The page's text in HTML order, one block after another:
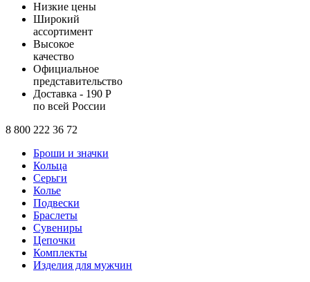
Низкие цены
Широкий
ассортимент
Высокое
качество
Официальное
представительство
Доставка - 190 Р
по всей России
8 800 222 36 72
Броши и значки
Кольца
Серьги
Колье
Подвески
Браслеты
Сувениры
Цепочки
Комплекты
Изделия для мужчин